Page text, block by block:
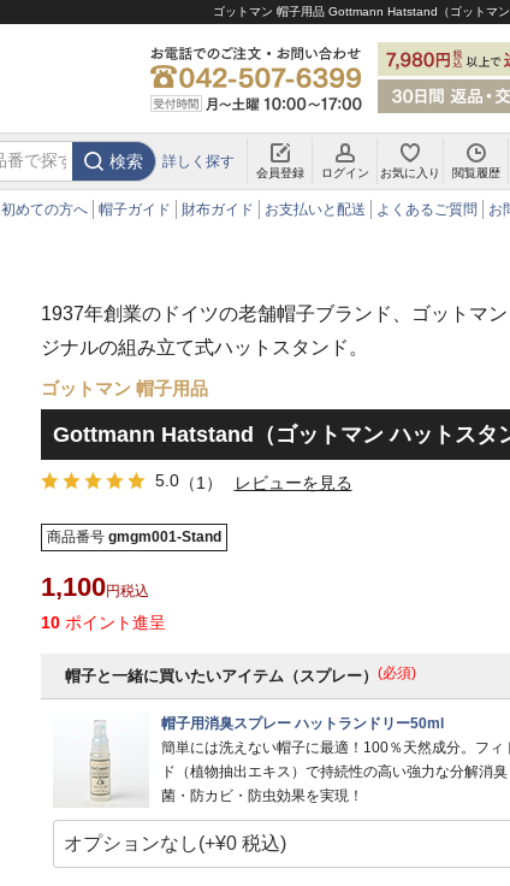
ゴットマン 帽子用品 Gottmann Hatstand（ゴットマ
検索 詳しく探す
会員登録 ログイン お気に入り 閲覧履歴
初めての方へ 帽子ガイド 財布ガイド お支払いと配送 よくあるご質問 お
1937年創業のドイツの老舗帽子ブランド、ゴットマン
ジナルの組み立て式ハットスタンド。
ゴットマン 帽子用品
Gottmann Hatstand（ゴットマン ハットスタ
5.0（1） レビューを見る
商品番号 gmgm001-Stand
1,100 税込
10 ポイント進呈
帽子と一緒に買いたいアイテム（スプレー） (必須)
帽子用消臭スプレー ハットランドリー50ml
簡単には洗えない帽子に最適！100％天然成分。フィ
ド（植物抽出エキス）で持続性の高い強力な分解消
菌・防カビ・防虫効果を実現！